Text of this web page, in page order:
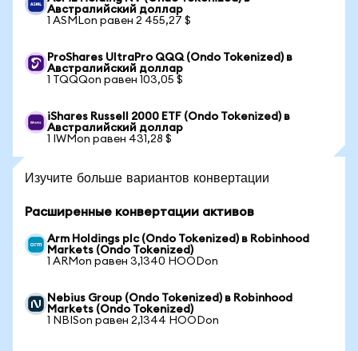
Австралийский доллар
1 ASMLon равен 2 455,27 $
ProShares UltraPro QQQ (Ondo Tokenized) в
Австралийский доллар
1 TQQQon равен 103,05 $
iShares Russell 2000 ETF (Ondo Tokenized) в
Австралийский доллар
1 IWMon равен 431,28 $
Изучите больше вариантов конвертации
Расширенные конвертации активов
Arm Holdings plc (Ondo Tokenized) в Robinhood
Markets (Ondo Tokenized)
1 ARMon равен 3,1340 HOODon
Nebius Group (Ondo Tokenized) в Robinhood
Markets (Ondo Tokenized)
1 NBISon равен 2,1344 HOODon